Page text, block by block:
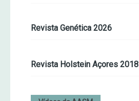
Revista Genética 2026
Revista Holstein Açores 2018